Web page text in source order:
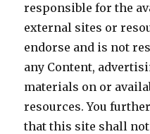
responsible for the
external sites or
endorse and is not
any Content,
materials on or
resources. You
that this site shall